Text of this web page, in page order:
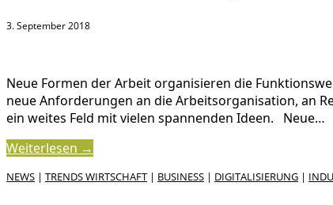
3. September 2018
Neue Formen der Arbeit organisieren die
neue Anforderungen an die Arbeitsorganisation, an
ein weites Feld mit vielen spannenden Ideen. Neue…
Weiterlesen →
NEWS | TRENDS WIRTSCHAFT | BUSINESS | DIGITALISIERUNG |